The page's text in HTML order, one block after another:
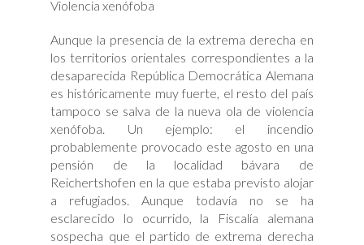
Violencia xenófoba
Aunque la presencia de la extrema derecha en
los territorios orientales correspondientes a la
desaparecida República Democrática Alemana
es históricamente muy fuerte, el resto del país
tampoco se salva de la nueva ola de violencia
xenófoba. Un ejemplo: el incendio
probablemente provocado este agosto en una
pensión de la localidad bávara de
Reichertshofen en la que estaba previsto alojar
a refugiados. Aunque todavía no se ha
esclarecido lo ocurrido, la Fiscalía alemana
sospecha que el partido de extrema derecha